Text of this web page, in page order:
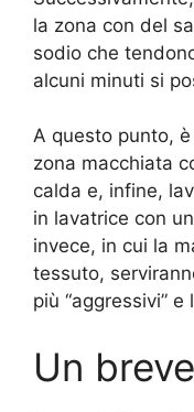
la zona con del
sodio che
alcuni minuti si
A questo punto,
zona macchiata
calda e, infine,
in lavatrice con
invece, in cui la
tessuto,
più “aggressivi”
Un